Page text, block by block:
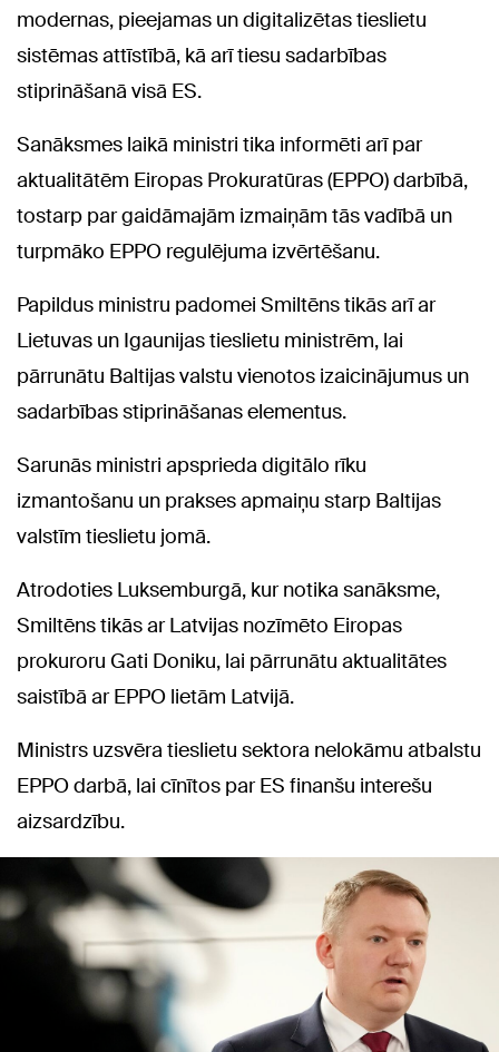
modernas, pieejamas un digitalizētas tieslietu
sistēmas attīstībā, kā arī tiesu sadarbības
stiprināšanā visā ES.
Sanāksmes laikā ministri tika informēti arī par
aktualitātēm Eiropas Prokuratūras (EPPO) darbībā,
tostarp par gaidāmajām izmaiņām tās vadībā un
turpmāko EPPO regulējuma izvērtēšanu.
Papildus ministru padomei Smiltēns tikās arī ar
Lietuvas un Igaunijas tieslietu ministrēm, lai
pārrunātu Baltijas valstu vienotos izaicinājumus un
sadarbības stiprināšanas elementus.
Sarunās ministri apsprieda digitālo rīku
izmantošanu un prakses apmaiņu starp Baltijas
valstīm tieslietu jomā.
Atrodoties Luksemburgā, kur notika sanāksme,
Smiltēns tikās ar Latvijas nozīmēto Eiropas
prokuroru Gati Doniku, lai pārrunātu aktualitātes
saistībā ar EPPO lietām Latvijā.
Ministrs uzsvēra tieslietu sektora nelokāmu atbalstu
EPPO darbā, lai cīnītos par ES finanšu interešu
aizsardzību.